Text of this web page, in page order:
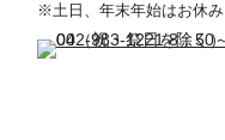
※土日、年末年始はお休み